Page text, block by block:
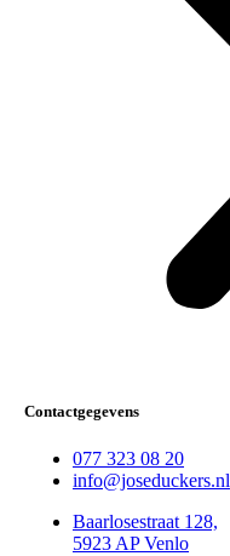
Contactgegevens
077 323 08 20
info@joseduckers.nl
Baarlosestraat 128,
5923 AP Venlo